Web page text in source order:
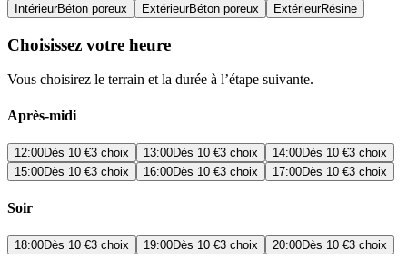
IntérieurBéton poreux ExtérieurBéton poreux ExtérieurRésine
Choisissez votre heure
Vous choisirez le terrain et la durée à l’étape suivante.
Après-midi
12:00Dès 10 €3 choix 13:00Dès 10 €3 choix 14:00Dès 10 €3 choix
15:00Dès 10 €3 choix 16:00Dès 10 €3 choix 17:00Dès 10 €3 choix
Soir
18:00Dès 10 €3 choix 19:00Dès 10 €3 choix 20:00Dès 10 €3 choix